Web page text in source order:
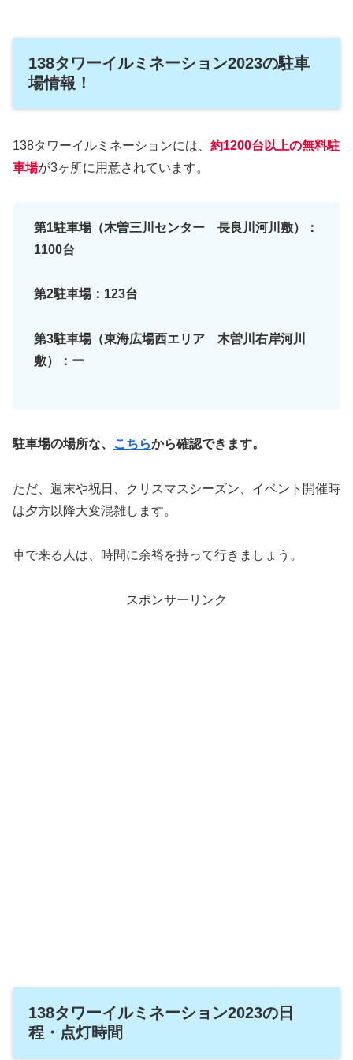
138タワーイルミネーション2023の駐車
場情報！
138タワーイルミネーションには、 約1200台以上の無料駐
車場が3ヶ所に用意されています。
第1駐車場（木曽三川センター 長良川河川敷）：
1100台
第2駐車場：123台
第3駐車場（東海広場西エリア 木曽川右岸河川
敷）：ー
駐車場の場所な、 こちらから確認できます。
ただ、週末や祝日、クリスマスシーズン、イベント開催時
は夕方以降大変混雑します。
車で来る人は、時間に余裕を持って行きましょう。
スポンサーリンク
138タワーイルミネーション2023の日
程・点灯時間